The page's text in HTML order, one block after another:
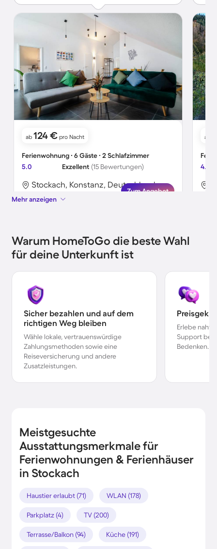
Vermieter war freundlich und unkompliziert.
ab 124 € pro Nacht
Ferienwohnung ∙ 6 Gäste ∙ 2 Schlafzimmer
5.0
Exzellent (15 Bewertungen)
Stockach, Konstanz, Deutschland
Zum Angebot
ab
4.8
Mehr anzeigen
Warum HomeToGo die beste Wahl
für deine Unterkunft ist
Sicher bezahlen und auf dem
richtigen Weg bleiben
Wähle lokale, vertrauenswürdige
Zahlungsmethoden sowie eine
Reiseversicherung und andere
Zusatzleistungen.
Erlebe
Support bei
Bedenken.
Meistgesuchte
Ausstattungsmerkmale für
Ferienwohnungen & Ferienhäuser
in Stockach
Haustier erlaubt (71) WLAN (178)
Parkplatz (4) TV (200)
Terrasse/Balkon (94) Küche (191)